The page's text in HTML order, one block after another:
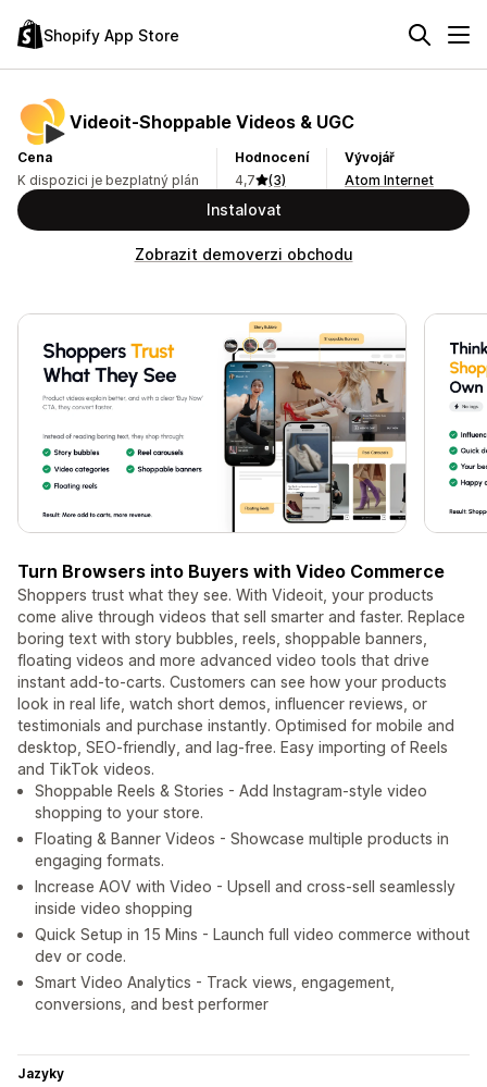
Shopify App Store
Videoit‑Shoppable Videos & UGC
Cena
K dispozici je bezplatný plán
Hodnocení
4,7
(3)
Vývojář
Atom Internet
Instalovat
Zobrazit demoverzi obchodu
Turn Browsers into Buyers with Video Commerce
Shoppers trust what they see. With Videoit, your products
come alive through videos that sell smarter and faster. Replace
boring text with story bubbles, reels, shoppable banners,
floating videos and more advanced video tools that drive
instant add-to-carts. Customers can see how your products
look in real life, watch short demos, influencer reviews, or
testimonials and purchase instantly. Optimised for mobile and
desktop, SEO-friendly, and lag-free. Easy importing of Reels
and TikTok videos.
Shoppable Reels & Stories - Add Instagram-style video
shopping to your store.
Floating & Banner Videos - Showcase multiple products in
engaging formats.
Increase AOV with Video - Upsell and cross-sell seamlessly
inside video shopping
Quick Setup in 15 Mins - Launch full video commerce without
dev or code.
Smart Video Analytics - Track views, engagement,
conversions, and best performer
Jazyky